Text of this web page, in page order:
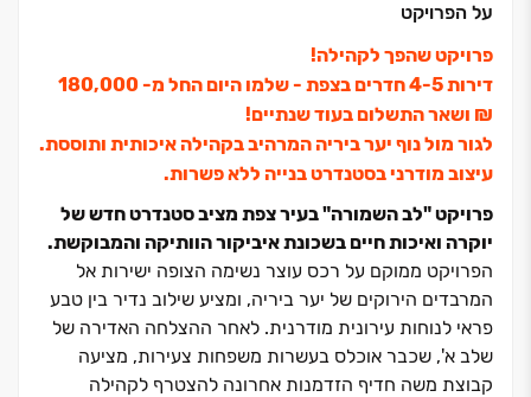
על הפרויקט
פרויקט שהפך לקהילה!
דירות ‏4-5 חדרים בצפת - שלמו היום החל מ- ‏180,000
‏₪ ושאר התשלום בעוד שנתיים!
לגור מול נוף יער ביריה המרהיב בקהילה איכותית ותוססת.
עיצוב מודרני בסטנדרט בנייה ללא פשרות.
פרויקט "לב השמורה" בעיר צפת מציב סטנדרט חדש של
יוקרה ואיכות חיים בשכונת איביקור הוותיקה והמבוקשת.
הפרויקט ממוקם על רכס עוצר נשימה הצופה ישירות אל
המרבדים הירוקים של יער ביריה, ומציע שילוב נדיר בין טבע
פראי לנוחות עירונית מודרנית. לאחר ההצלחה האדירה של
שלב א', שכבר אוכלס בעשרות משפחות צעירות, מציעה
קבוצת משה חדיף הזדמנות אחרונה להצטרף לקהילה